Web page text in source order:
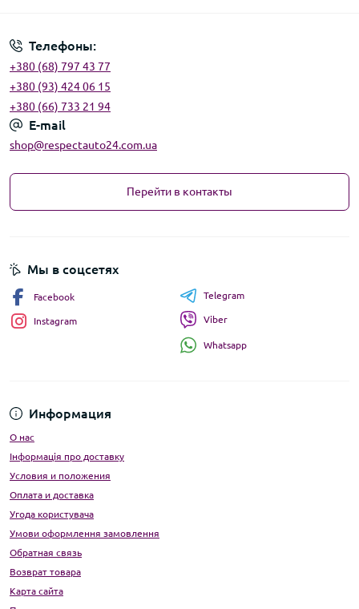
Телефоны:
+380 (68) 797 43 77
+380 (93) 424 06 15
+380 (66) 733 21 94
E-mail
shop@respectauto24.com.ua
Перейти в контакты
Информация
О нас
Інформація про доставку
Условия и положения
Оплата и доставка
Угода користувача
Умови оформлення замовлення
Обратная связь
Возврат товара
Карта сайта
Мы в соцсетях
Facebook
Instagram
Telegram
Viber
Whatsapp